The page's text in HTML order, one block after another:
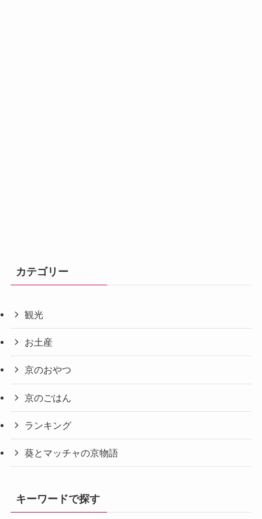
カテゴリー
観光
お土産
京のおやつ
京のごはん
ランキング
葵とマッチャの京物語
キーワードで探す